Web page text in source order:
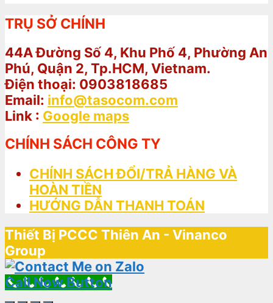
TRỤ SỞ CHÍNH
44A Đường Số 4, Khu Phố 4, Phường An
Phú, Quận 2, Tp.HCM, Vietnam.
Điện thoại: 0903818685
Email: info@tasocom.com
Link : Google maps
CHÍNH SÁCH CÔNG TY
CHÍNH SÁCH ĐỔI/TRẢ HÀNG VÀ
HOÀN TIỀN
HƯỚNG DẪN THANH TOÁN
Thiết Bị PCCC Thiên An - Vinanco
Group
Call Now Button